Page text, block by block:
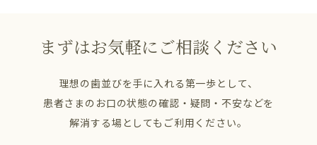
まずはお気軽にご相談ください
理想の歯並びを手に入れる第一歩として、
患者さまのお口の状態の確認・疑問・不安などを
解消する場としてもご利用ください。